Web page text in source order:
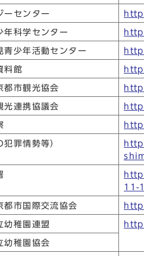
ーセンター
年科学センター
青少年活動センター
料館
都市観光協会
光連携協議会
犯罪情勢等）
11-
都市国際交流協会
幼稚園連盟
幼稚園協会